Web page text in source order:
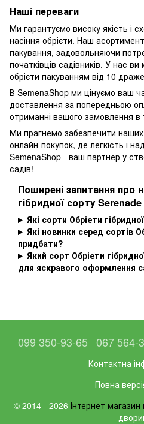
Наші переваги
Ми гарантуємо високу якість і
насіння обрієти. Наш
пакування, задовольняючи
початківців садівників. У нас
обрієти пакуванням від 10
В SemenaShop ми цінуємо ваш
доставлення за попередньою
отриманні вашого замовлення в
Ми прагнемо забезпечити наших
онлайн-покупок, де легкість і
SemenaShop - ваш партнер у
садів!
Поширені запитання про
гібридної сорту Serenade
Які сорти Обріети
Які новинки серед сортів
придбати?
Який сорт Обріети
для яскравого оформлення
099 350-93-65 067 564-
Контактна
Повна
© 2014 - 2026 Інтернет магазин